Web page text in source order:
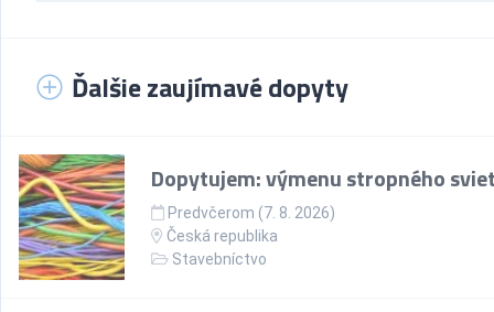
Ďalšie zaujímavé dopyty
Dopytujem: výmenu stropného
Predvčerom (7. 8. 2026)
Česká republika
Stavebníctvo